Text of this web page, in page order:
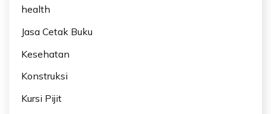
health
Jasa Cetak Buku
Kesehatan
Konstruksi
Kursi Pijit